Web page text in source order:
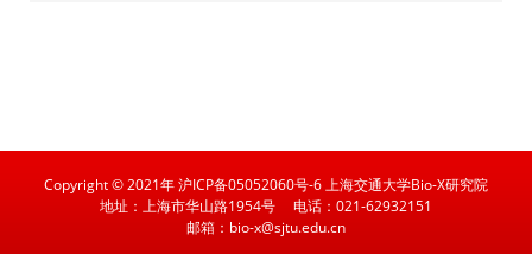
Copyright © 2021年 沪ICP备05052060号-6 上海交通大学Bio-X研究院
地址：上海市华山路1954号
电话：021-62932151
邮箱：bio-x@sjtu.edu.cn